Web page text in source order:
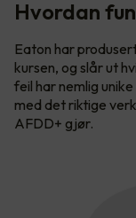
Hvordan
Eaton har
kursen, og slår ut
feil har nemlig
med det riktige
AFDD+ gjør.